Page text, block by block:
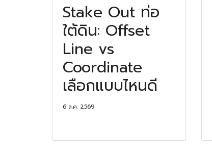
Stake Out ท่อ
ใต้ดิน: Offset
Line vs
Coordinate
เลือกแบบไหนดี
6 ส.ค. 2569